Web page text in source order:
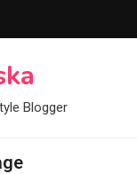
Blogger